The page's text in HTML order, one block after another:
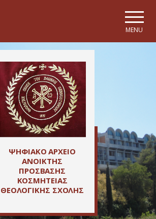
MENU
ΨΗΦΙΑΚΟ ΑΡΧΕΙΟ
ΑΝΟΙΚΤΗΣ
ΠΡΟΣΒΑΣΗΣ
ΚΟΣΜΗΤΕΙΑΣ
ΘΕΟΛΟΓΙΚΗΣ ΣΧΟΛΗΣ